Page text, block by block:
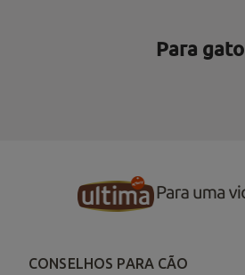
Para gato
CONSELHOS PARA CÃO